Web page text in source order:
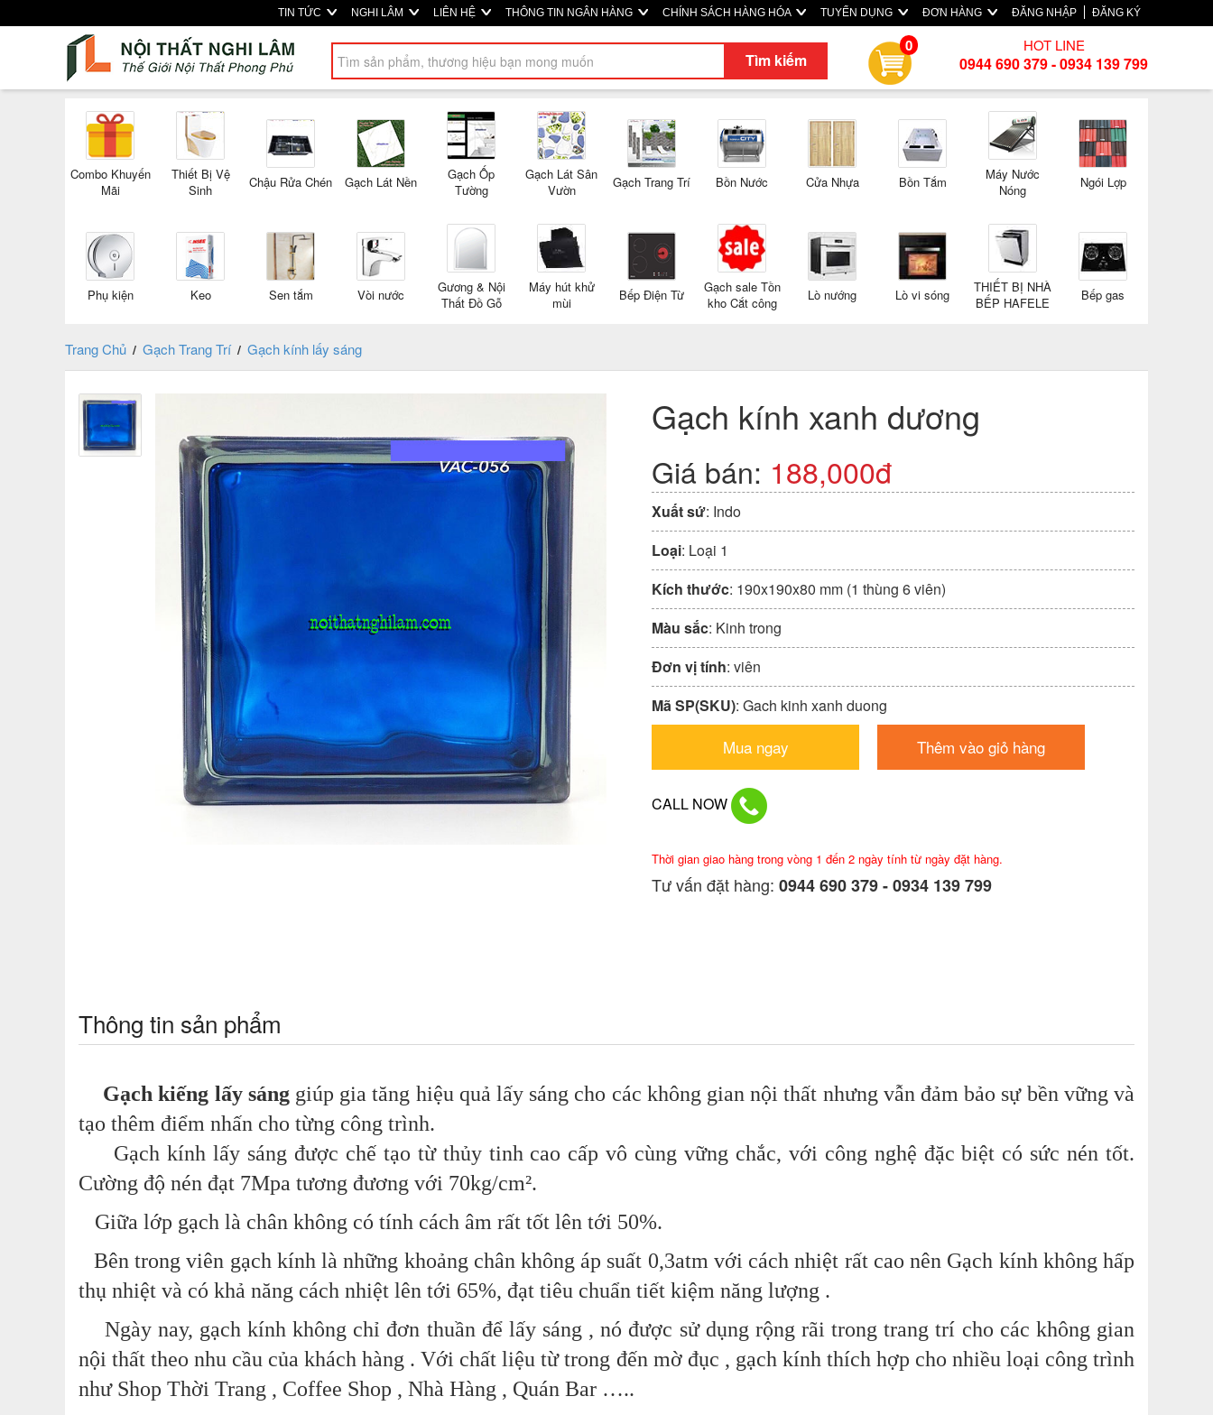
TIN TỨC NGHI LÂM LIÊN HỆ THÔNG TIN NGÂN HÀNG CHÍNH SÁCH HÀNG HÓA TUYỂN DỤNG ĐƠN HÀNG ĐĂNG NHẬP ĐĂNG KÝ
Tìm kiếm
0 HOT LINE
0944 690 379 - 0934 139 799
Combo Khuyến
Mãi
Thiết Bị Vệ
Sinh
Chậu Rửa Chén Gạch Lát Nền
Gạch Ốp
Tường
Gạch Lát Sân
Vườn
Gạch Trang Trí Bồn Nước Cửa Nhựa Bồn Tắm
Máy Nước
Nóng
Ngói Lợp
Phụ kiện Keo Sen tắm Vòi nước
Gương & Nội
Thất Đồ Gỗ
Máy hút khử
mùi
Bếp Điện Từ
Gạch sale Tồn
kho Cắt công
Lò nướng Lò vi sóng
THIẾT BỊ NHÀ
BẾP HAFELE
Bếp gas
Trang Chủ / Gạch Trang Trí / Gạch kính lấy sáng
Gạch kính xanh dương
Giá bán: 188,000đ
Xuất sứ: Indo
Loại: Loại 1
Kích thước: 190x190x80 mm (1 thùng 6 viên)
Màu sắc: Kinh trong
Đơn vị tính: viên
Mã SP(SKU): Gach kinh xanh duong
Mua ngay Thêm vào giỏ hàng
CALL NOW
Thời gian giao hàng trong vòng 1 đến 2 ngày tính từ ngày đặt hàng.
Tư vấn đặt hàng: 0944 690 379 - 0934 139 799
Thông tin sản phẩm
Gạch kiếng lấy sánggiúp gia tăng hiệu quả lấy sáng cho các không gian nội thất nhưng vẫn đảm bảo sự bền vững và
tạo thêm điểm nhấn cho từng công trình.
Gạch kính lấy sáng được chế tạo từ thủy tinh cao cấp vô cùng vững chắc, với công nghệ đặc biệt có sức nén tốt.
Cường độ nén đạt 7Mpa tương đương với 70kg/cm².
Giữa lớp gạch là chân không có tính cách âm rất tốt lên tới 50%.
Bên trong viên gạch kính lànhững khoảng chân không áp suất 0,3atm với cách nhiệt rất cao nên Gạch kính không hấp
thụ nhiệt và có khả năng cách nhiệt lên tới 65%, đạt tiêu chuẩn tiết kiệm năng lượng .
Ngày nay, gạch kính không chỉ đơn thuần để lấy sáng , nó được sử dụng rộng rãi trong trang trí cho các không gian
nội thất theo nhu cầu của khách hàng . Với chất liệu từ trong đến mờ đục , gạch kính thích hợp cho nhiều loại công trình
như Shop Thời Trang , Coffee Shop , Nhà Hàng , Quán Bar …..